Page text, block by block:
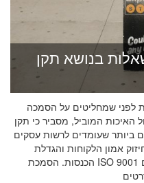
בנושא תקן
מה חובה לדעת לפני שמחליטים על הסמכה
האיכות המוביל, מסביר כי תקן
ביותר שעומדים לרשות עסקים
אמון הלקוחות והגדלת
הכנסות. הסמכת ISO 9001 מוכיחה ללקוחות, לשותפים ולמשקיעים